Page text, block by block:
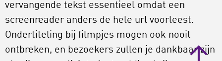
vervangende tekst essentieel omdat een
screenreader anders de hele url voorleest.
Ondertiteling bij filmpjes mogen ook nooit
ontbreken, en bezoekers zullen je dankbaar zijn